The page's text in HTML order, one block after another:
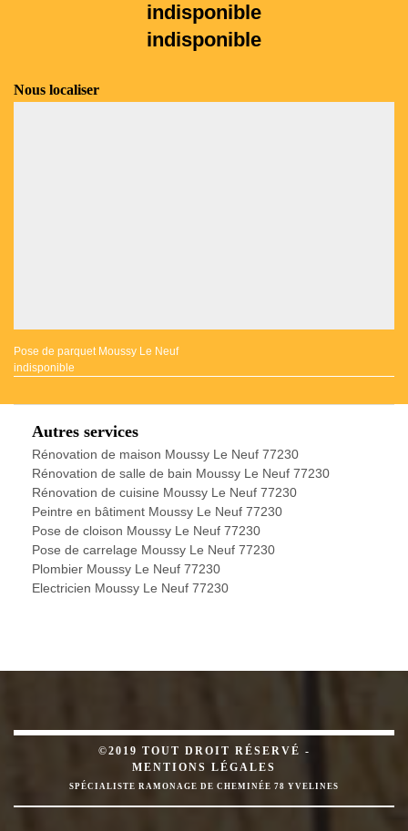
indisponible
indisponible
Nous localiser
Pose de parquet Moussy Le Neuf
indisponible
Autres services
Rénovation de maison Moussy Le Neuf 77230
Rénovation de salle de bain Moussy Le Neuf 77230
Rénovation de cuisine Moussy Le Neuf 77230
Peintre en bâtiment Moussy Le Neuf 77230
Pose de cloison Moussy Le Neuf 77230
Pose de carrelage Moussy Le Neuf 77230
Plombier Moussy Le Neuf 77230
Electricien Moussy Le Neuf 77230
©2019 TOUT DROIT RÉSERVÉ -
MENTIONS LÉGALES
SPÉCIALISTE RAMONAGE DE CHEMINÉE 78 YVELINES